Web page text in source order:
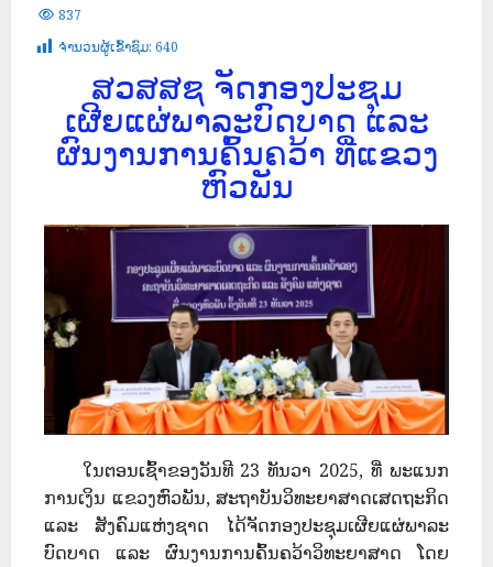
837
ຈໍານວນຜູ້ເຂົ້າຊົມ: 640
ສວສສຊ ຈັດກອງປະຊຸມ
ເຜີຍແຜ່ພາລະບົດບາດ ແລະ
ຜົນງານການຄົ້ນຄວ້າ ທີ່ແຂວງ
ຫົວພັນ
ໃນຕອນເຊົ້າຂອງວັນທີ 23 ທັນວາ 2025, ທີ່ ພະແນກ
ການເງິນ ແຂວງຫົວພັນ, ສະຖາບັນວິທະຍາສາດເສດຖະກິດ
ແລະ ສັງຄົມແຫ່ງຊາດ ໄດ້ຈັດກອງປະຊຸມເຜີຍແຜ່ພາລະ
ບົດບາດ ແລະ ຜົນງານການຄົ້ນຄວ້າວິທະຍາສາດ ໂດຍ